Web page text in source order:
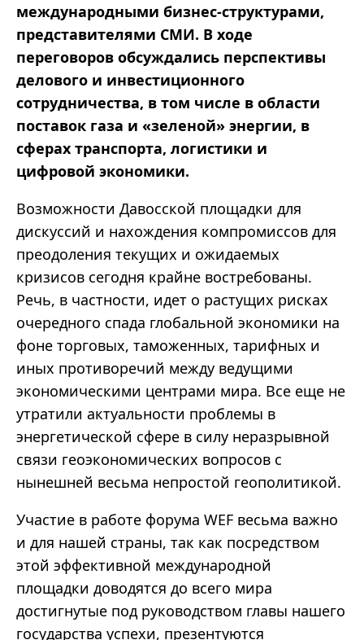
международными бизнес-структурами,
представителями СМИ. В ходе
переговоров обсуждались перспективы
делового и инвестиционного
сотрудничества, в том числе в области
поставок газа и «зеленой» энергии, в
сферах транспорта, логистики и
цифровой экономики.
Возможности Давосской площадки для
дискуссий и нахождения компромиссов для
преодоления текущих и ожидаемых
кризисов сегодня крайне востребованы.
Речь, в частности, идет о растущих рисках
очередного спада глобальной экономики на
фоне торговых, таможенных, тарифных и
иных противоречий между ведущими
экономическими центрами мира. Все еще не
утратили актуальности проблемы в
энергетической сфере в силу неразрывной
связи геоэкономических вопросов с
нынешней весьма непростой геополитикой.
Участие в работе форума WEF весьма важно
и для нашей страны, так как посредством
этой эффективной международной
площадки доводятся до всего мира
достигнутые под руководством главы нашего
государства успехи, презентуются